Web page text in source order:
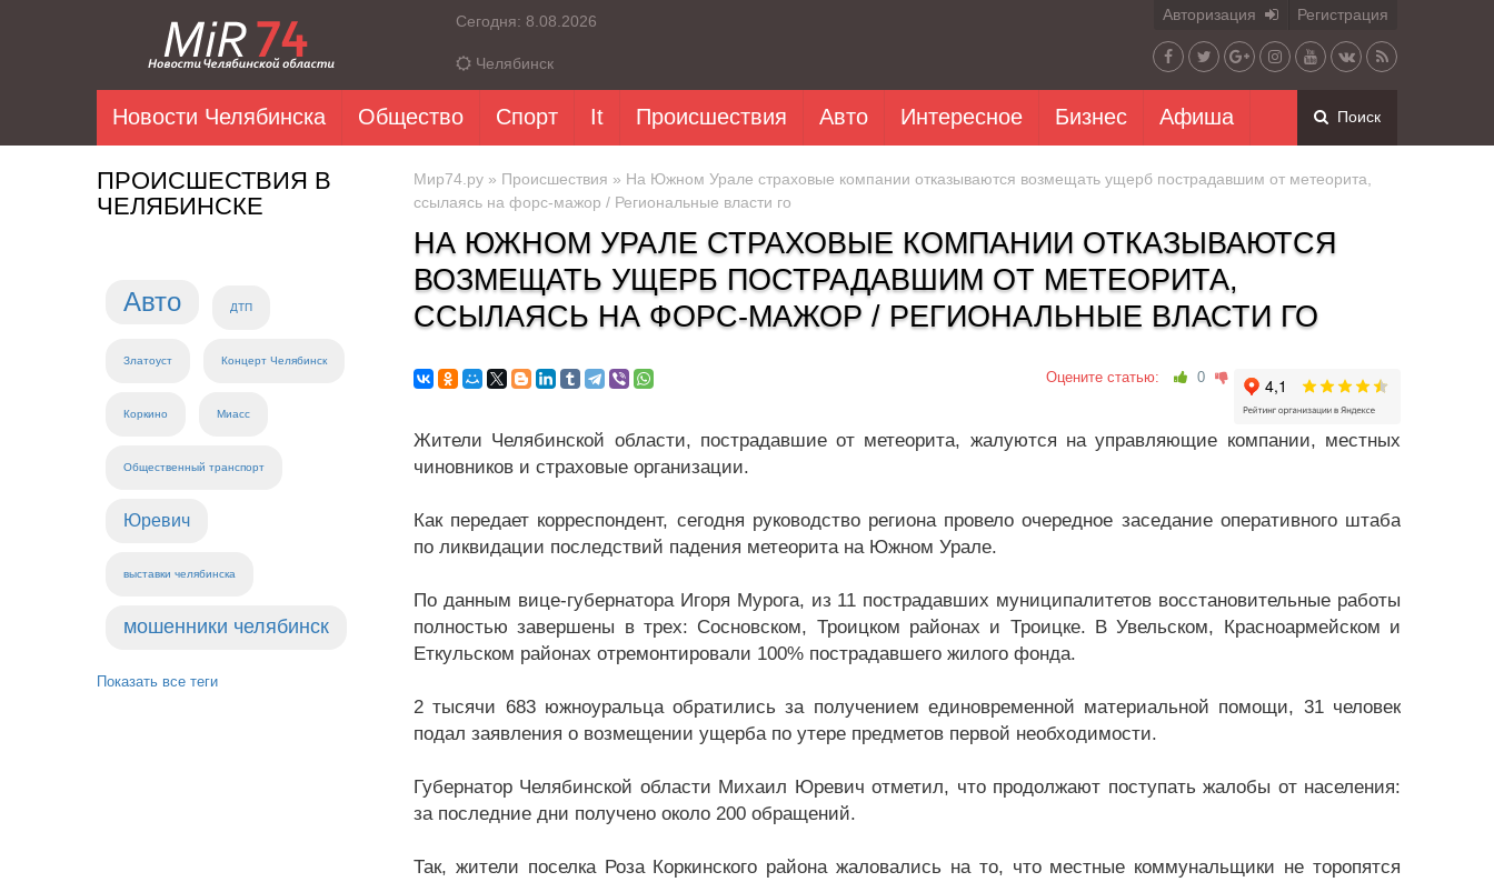
Сегодня: 8.08.2026
Челябинск
Авторизация Регистрация
Новости Челябинска Общество Спорт It Происшествия Авто Интересное Бизнес Афиша Поиск
ПРОИСШЕСТВИЯ В
ЧЕЛЯБИНСКЕ
Авто ДТП
Златоуст Концерт Челябинск
Коркино Миасс
Общественный транспорт
Юревич
выставки челябинска
мошенники челябинск
Показать все теги
Мир74.ру » Происшествия » На Южном Урале страховые компании отказываются возмещать ущерб пострадавшим от метеорита,
ссылаясь на форс-мажор / Региональные власти го
НА ЮЖНОМ УРАЛЕ СТРАХОВЫЕ КОМПАНИИ ОТКАЗЫВАЮТСЯ
ВОЗМЕЩАТЬ УЩЕРБ ПОСТРАДАВШИМ ОТ МЕТЕОРИТА,
ССЫЛАЯСЬ НА ФОРС-МАЖОР / РЕГИОНАЛЬНЫЕ ВЛАСТИ ГО
Оцените статью: 0
Жители Челябинской области, пострадавшие от метеорита, жалуются на управляющие компании, местных
чиновников и страховые организации.
Как передает корреспондент, сегодня руководство региона провело очередное заседание оперативного штаба
по ликвидации последствий падения метеорита на Южном Урале.
По данным вице-губернатора Игоря Мурога, из 11 пострадавших муниципалитетов восстановительные работы
полностью завершены в трех: Сосновском, Троицком районах и Троицке. В Увельском, Красноармейском и
Еткульском районах отремонтировали 100% пострадавшего жилого фонда.
2 тысячи 683 южноуральца обратились за получением единовременной материальной помощи, 31 человек
подал заявления о возмещении ущерба по утере предметов первой необходимости.
Губернатор Челябинской области Михаил Юревич отметил, что продолжают поступать жалобы от населения:
за последние дни получено около 200 обращений.
Так, жители поселка Роза Коркинского района жаловались на то, что местные коммунальщики не торопятся